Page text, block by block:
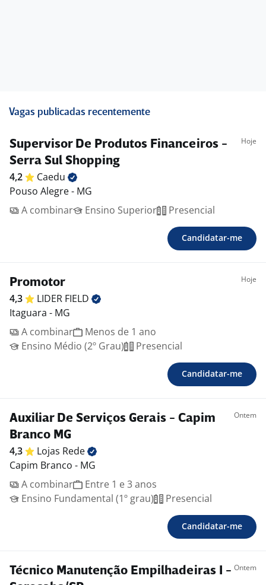
Vagas publicadas recentemente
Supervisor De Produtos Financeiros -
Serra Sul Shopping
Hoje
4,2
Caedu
Pouso Alegre - MG
A combinar
Ensino Superior Presencial
Candidatar-me
Promotor Hoje
4,3 LIDER FIELD
Itaguara - MG
A combinar
Menos de 1 ano
Ensino Médio (2º Grau)
Presencial
Candidatar-me
Auxiliar De Serviços Gerais - Capim
Branco MG
Ontem
4,3 Lojas Rede
Capim Branco - MG
A combinar
Entre 1 e 3 anos
Ensino Fundamental (1º grau)
Presencial
Candidatar-me
Técnico Manutenção Empilhadeiras I - Ontem